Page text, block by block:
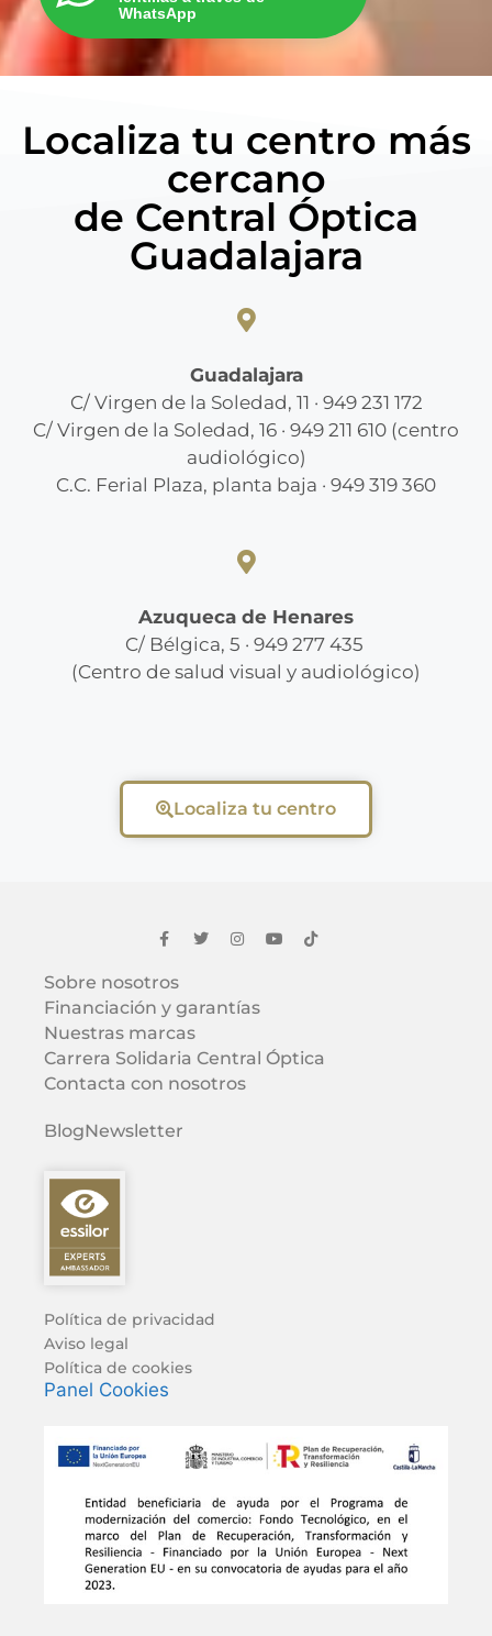
WhatsApp
Localiza tu centro más
cercano
de Central Óptica
Guadalajara
Guadalajara
C/ Virgen de la Soledad, 11 · 949 231 172
C/ Virgen de la Soledad, 16 · 949 211 610 (centro
audiológico)
C.C. Ferial Plaza, planta baja · 949 319 360
Azuqueca de Henares
C/ Bélgica, 5 · 949 277 435
(Centro de salud visual y audiológico)
Localiza tu centro
Sobre nosotros
Financiación y garantías
Nuestras marcas
Carrera Solidaria Central Óptica
Contacta con nosotros
BlogNewsletter
Política de privacidad
Aviso legal
Política de cookies
Panel Cookies